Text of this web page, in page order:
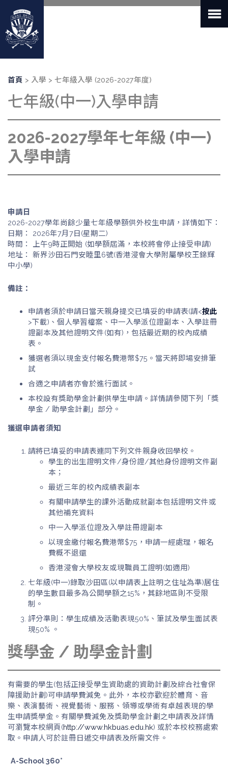
內
導
連
首頁 入學 七年級入學 (2026-2027年度)
七年級(中一)入學申請
2026-2027學年七年級 (中一)
入學申請
申請日
2026-2027學年尚餘少量七年級學額供外校生申請，詳情如下：
日期： 2026年7月7日(星期二)
時間： 上午9時正開始 (如學額屆滿，本校將會停止接受申請)
地址： 新界沙田石門安睦里6號(香港浸會大學附屬學校王錦輝
中小學)
備註：
申請者須於申請日當天親身提交已填妥的申請表(請<按此
>下載)、個人學習檔案、中一入學派位證副本、入學註冊
證副本及其他證明文件(如有)，包括最近期的校內成績
表。
獲選者須以現金支付報名費港幣$75。當天將即場安排筆
試
合適之申請者亦會於進行面試。
本校設有獎助學金計劃供學生申請。詳情請參閱下列「獎
學金 / 助學金計劃」部分。
獲選申請者須知
請將已填妥的申請表連同下列文件親身收回學校。
學生的出生證明文件/身份證/其他身份證明文件副
本；
最近三年的校內成績表副本
有關申請學生的課外活動成就副本包括證明文件或
其他補充資料
中一入學派位證及入學註冊證副本
以現金繳付報名費港幣$75，申請一經處理，報名
費概不退還
香港浸會大學校友或現職員工證明(如適用)
七年級(中一)錄取沙田區(以申請表上註明之住址為準)居住
的學生數目最多為公開學額之15%，其餘地區則不受限
制。
評分準則：學生成績及活動表現50%、筆試及學生面試表
現50% 。
獎學金 / 助學金計劃
有需要的學生(包括正接受學生資助處的資助計劃及綜合社會保
障援助計劃)可申請學費減免。此外，本校亦歡迎於體育、音
樂、表演藝術、視覺藝術、服務、領導或學術有卓越表現的學
生申請獎學金。有關學費減免及獎助學金計劃之申請表及詳情
可瀏覽本校網頁(http://www.hkbuas.edu.hk) 或於本校校務處索
取。申請人可於註冊日遞交申請表及所需文件。
A-School 360°